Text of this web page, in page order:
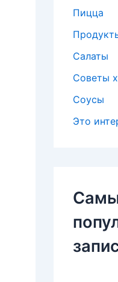
Пицца
Салаты
Советы
Соусы
Это